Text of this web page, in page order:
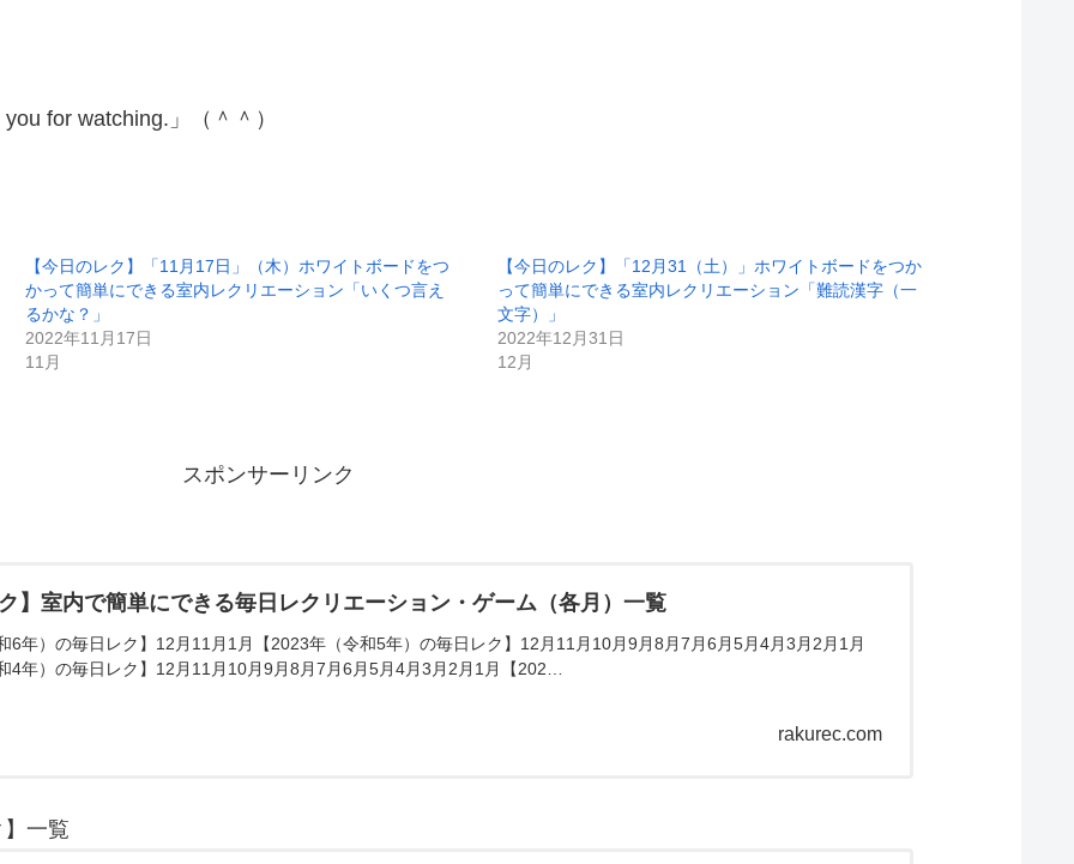
for watching.」（＾＾）
【今日のレク】「11月17日」（木）ホワイトボードをつ
かって簡単にできる室内レクリエーション「いくつ言え
るかな？」
2022年11月17日
11月
【今日のレク】「12月31（土）」ホワイトボードをつか
って簡単にできる室内レクリエーション「難読漢字（一
文字）」
2022年12月31日
12月
スポンサーリンク
】室内で簡単にできる毎日レクリエーション・ゲーム（各月）一覧
6年）の毎日レク】12月11月1月【2023年（令和5年）の毎日レク】12月11月10月9月8月7月6月5月4月3月2月1月
4年）の毎日レク】12月11月10月9月8月7月6月5月4月3月2月1月【202…
rakurec.com
一覧